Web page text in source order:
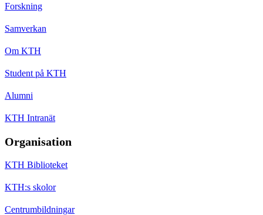
Forskning
Samverkan
Om KTH
Student på KTH
Alumni
KTH Intranät
Organisation
KTH Biblioteket
KTH:s skolor
Centrumbildningar